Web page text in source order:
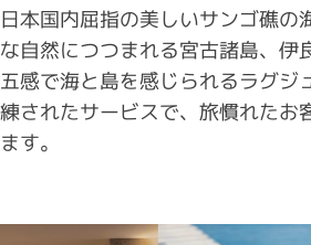
日本国内屈指の美しいサンゴ礁の
な自然につつまれる宮古諸島、伊
五感で海と島を感じられるラグジ
練されたサービスで、旅慣れたお
ます。